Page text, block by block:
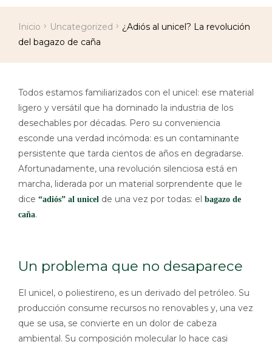
Inicio Uncategorized
¿Adiós al unicel? La revolución
del bagazo de caña
Todos estamos familiarizados con el unicel: ese material
ligero y versátil que ha dominado la industria de los
desechables por décadas. Pero su conveniencia
esconde una verdad incómoda: es un contaminante
persistente que tarda cientos de años en degradarse.
Afortunadamente, una revolución silenciosa está en
marcha, liderada por un material sorprendente que le
dice “adiós” al unicel de una vez por todas: el bagazo de
caña.
Un problema que no desaparece
El unicel, o poliestireno, es un derivado del petróleo. Su
producción consume recursos no renovables y, una vez
que se usa, se convierte en un dolor de cabeza
ambiental. Su composición molecular lo hace casi